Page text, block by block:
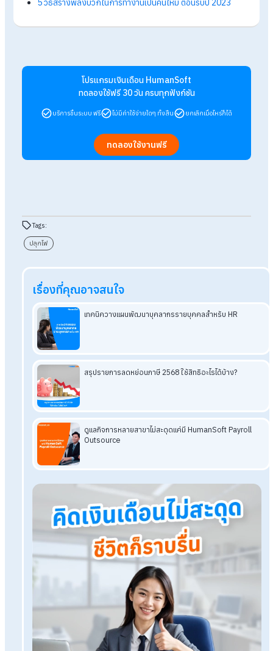
และแรงบันดาลใจให้พนักงานได้อย่างมาก สิ่งเหล่านี้ช่วยสะท้อนว่า
สรุป HR พร้อมรับมือด้วย 7 วิธีปลุกไฟใน
การทำงานหลังหยุดยาว
การปลุกไฟในการทำงานหลังหยุดยาวไม่ใช่เรื่องของการเร่งรัดห
กดดันพนักงานให้กลับมาทำงานเต็มกำลังในทันที แต่คือการค่อย
ทำงานที่เข้าใจและสนับสนุนพนักงานได้อย่างต่อเนื่อง พนักงานก็จ
พร้อมกลับมาทำงานอย่างมีพลัง มีความผูกพันกับองค์กร และสร้า
ผลงานได้อย่างยั่งยืนในระยะยาว
อ่านบทความที่เกี่ยวข้องเพิ่มเติม
ดึงพลังคืนทีม! วิธีรับมือภาวะหมดไฟหลังหยุดยาวสำหรับ HR
รวมแนวคิดสร้างแรงจูงใจในการทำงานที่ดีให้บุคลากรในองค์
เกณฑ์การเลื่อนตำแหน่งงานของพนักงานที่ HR ควรรู้
ปลุก Soft Skills และ Hard Skills ของพนักงานด้วย HRM ใน
องค์กร
6 วิธีง่ายๆ เพื่อสร้างพลังบวก เพียงเริ่มต้นที่ตัวเราเอง
5 วิธีสร้างพลังบวกในการทำงานเป็นคนใหม่ ต้อนรับปี 2023
โปรแกรมเงินเดือน HumanSoft
ทดลองใช้ฟรี 30 วัน ครบทุกฟังก์ชัน
บริการขึ้นระบบ ฟรี ไม่มีค่าใช้จ่ายใดๆ ทั้งสิ้น ยกเลิกเมื่อไหร่ก็ได้
ทดลองใช้งานฟรี